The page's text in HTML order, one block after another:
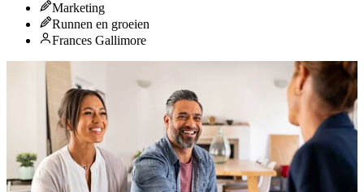
Marketing
Runnen en groeien
Frances Gallimore